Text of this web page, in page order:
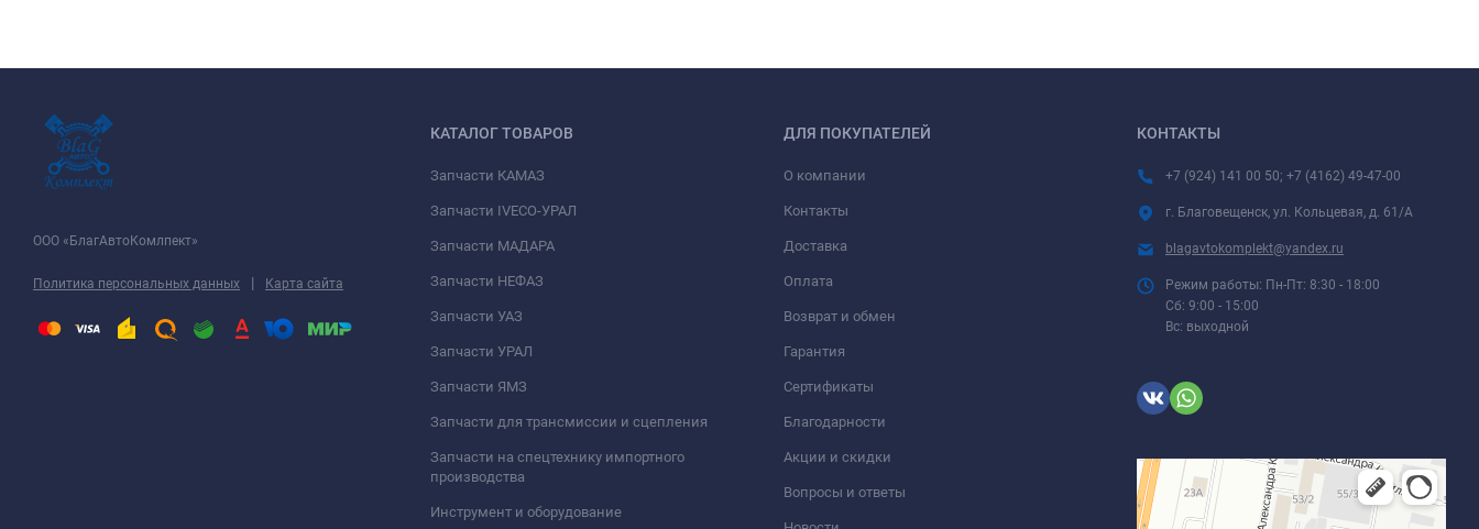
ООО «БлагАвтоКомлпект»
Политика персональных данных | Карта сайта
КАТАЛОГ ТОВАРОВ
Запчасти КАМАЗ
Запчасти IVECO-УРАЛ
Запчасти МАДАРА
Запчасти НЕФАЗ
Запчасти УАЗ
Запчасти УРАЛ
Запчасти ЯМЗ
Запчасти для трансмиссии и сцепления
Запчасти на спецтехнику импортного
производства
Инструмент и оборудование
ДЛЯ ПОКУПАТЕЛЕЙ
О компании
Контакты
Доставка
Оплата
Возврат и обмен
Гарантия
Сертификаты
Благодарности
Акции и скидки
Вопросы и ответы
КОНТАКТЫ
+7 (924) 141 00 50; +7 (4162) 49-47-00
г. Благовещенск, ул. Кольцевая, д. 61/А
blagavtokomplekt@yandex.ru
Режим работы: Пн-Пт: 8:30 - 18:00
Сб: 9:00 - 15:00
Вс: выходной